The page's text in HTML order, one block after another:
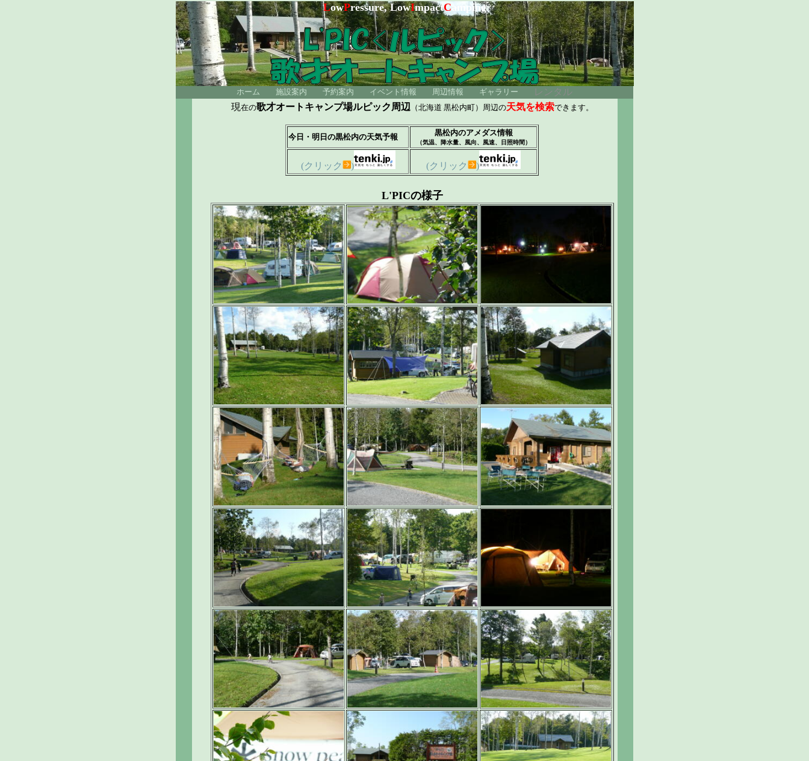
LowPressure, LowImpactC amping
ホーム 施設案内 予約案内 イベント情報 周辺情報 ギャラリー
レンタル
現在の歌才オートキャンプ場ルピック周辺（北海道 黒松内町）周辺の天気を検索できます。
今日・明日の黒松内の天気予報 黒松内のアメダス情報
（気温、降水量、風向、風速、日照時間）
(クリック ) (クリック )
L'PICの様子